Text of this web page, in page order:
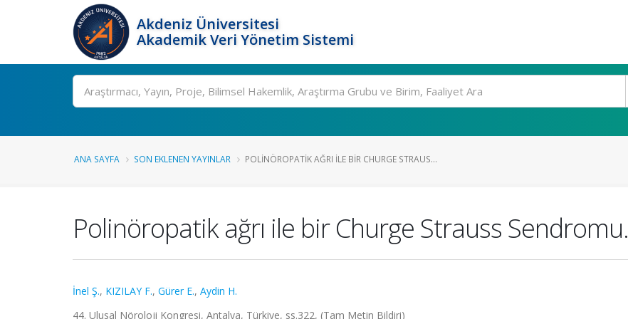
Akdeniz Üniversitesi
Akademik Veri Yönetim Sistemi
Ara
ANA SAYFA SON EKLENEN YAYINLAR POLINÖROPATIK AĞRI ILE BIR CHURGE STRAUS...
Polinöropatik ağrı ile bir Churge Strauss Sendromu.
İnel Ş., KIZILAY F., Gürer E., Aydin H.
44. Ulusal Nöroloji Kongresi, Antalya, Türkiye, ss.322, (Tam Metin Bildiri)